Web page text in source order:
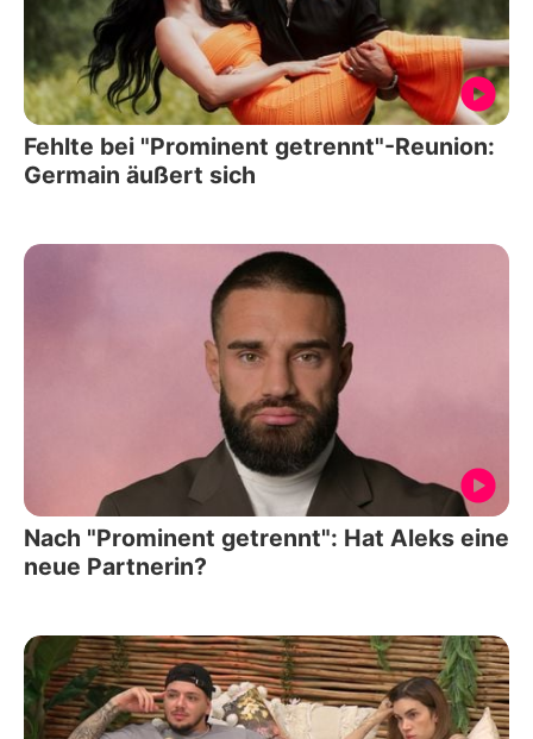
Fehlte bei "Prominent getrennt"-Reunion:
Germain äußert sich
Nach "Prominent getrennt": Hat Aleks eine
neue Partnerin?